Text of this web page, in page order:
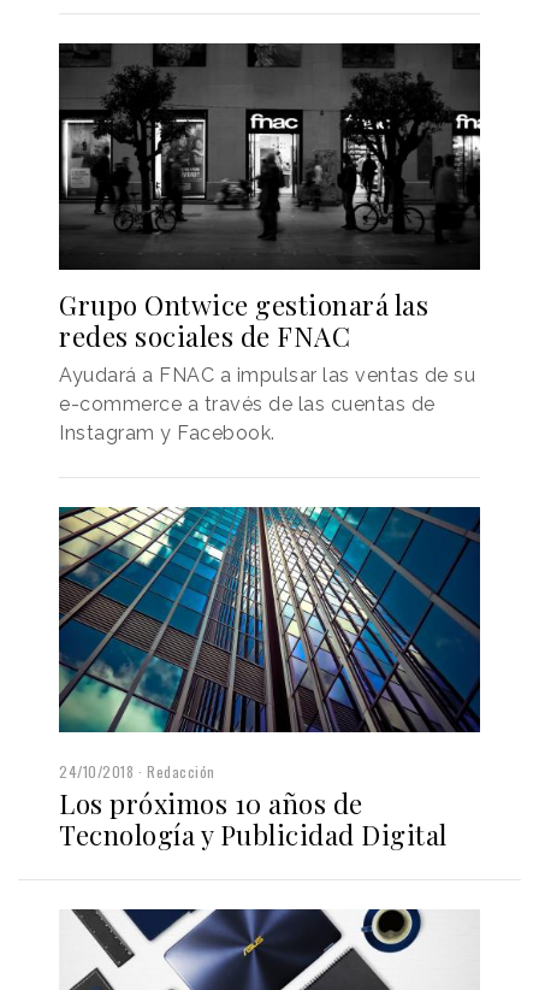
Grupo Ontwice gestionará las
redes sociales de FNAC
Ayudará a FNAC a impulsar las ventas de su
e-commerce a través de las cuentas de
Instagram y Facebook.
24/10/2018 Redacción
Los próximos 10 años de
Tecnología y Publicidad Digital